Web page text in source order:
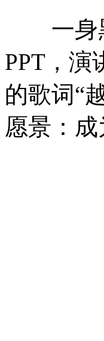
一身黑
PPT，演
的歌词“
愿景：